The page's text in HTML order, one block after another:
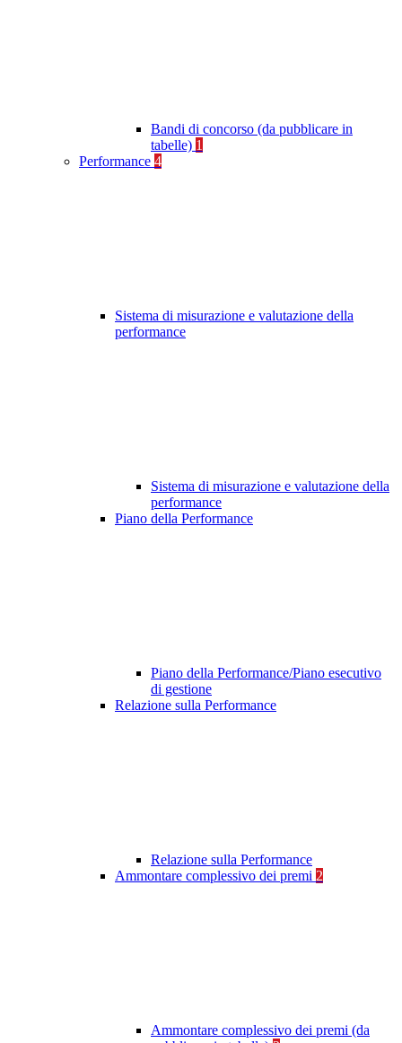
Bandi di concorso (da pubblicare in
tabelle) 1
Performance 4
Sistema di misurazione e valutazione della
performance
Sistema di misurazione e valutazione della
performance
Piano della Performance
Piano della Performance/Piano esecutivo
di gestione
Relazione sulla Performance
Relazione sulla Performance
Ammontare complessivo dei premi 2
Ammontare complessivo dei premi (da